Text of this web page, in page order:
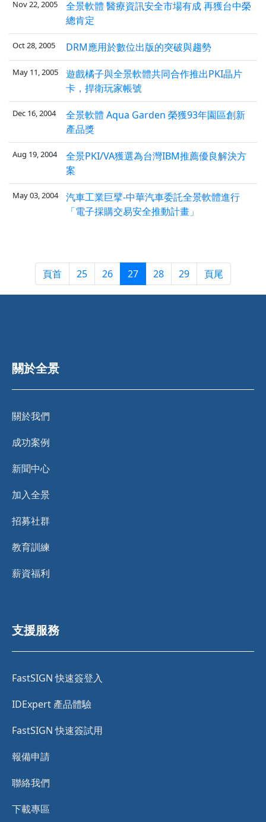
Nov 22, 2005
全景軟體 醫療資訊安全市場有成 再獲台中榮
總肯定
Oct 28, 2005 DRM應用於數位出版的突破與趨勢
May 11, 2005
遊戲橘子與全景軟體共同合作推出PKI晶片
卡，捍衛玩家帳號
Dec 16, 2004
全景軟體 Aqua Garden 榮獲93年園區創新
產品獎
Aug 19, 2004
全景PKI/VA獲選為台灣IBM推薦優良解決方
案
May 03, 2004
汽車工業巨擘-中華汽車委託全景軟體進行
「電子採購交易安全推動計畫」
頁首 25 26 27 28 29 頁尾
關於全景
關於我們
成功案例
新聞中心
加入全景
招募社群
教育訓練
薪資福利
支援服務
FastSIGN 快速簽登入
IDExpert 產品體驗
FastSIGN 快速簽試用
報備申請
聯絡我們
下載專區